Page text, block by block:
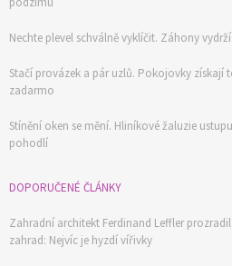
Nechte plevel schválně vyklíčit. Záhony
Stačí provázek a pár uzlů. Pokojovky získají
zadarmo
Stínění oken se mění. Hliníkové žaluzie
pohodlí
DOPORUČENÉ ČLÁNKY
Zahradní architekt Ferdinand Leffler
zahrad: Nejvíc je hyzdí vířivky